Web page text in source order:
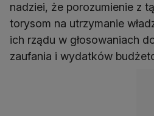
nadziei, że porozumienie z
torysom na utrzymanie
ich rządu w głosowaniach
zaufania i wydatków